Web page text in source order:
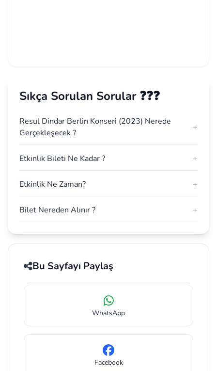
Sıkça Sorulan Sorular ❓❓❓
Resul Dindar Berlin Konseri (2023) Nerede
Gerçekleşecek ?
+
Etkinlik Bileti Ne Kadar ? +
Etkinlik Ne Zaman? +
Bilet Nereden Alınır ? +
Bu Sayfayı Paylaş
WhatsApp
Facebook